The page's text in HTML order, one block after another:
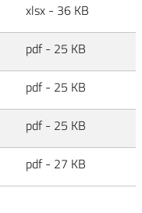
xlsx - 36 KB
pdf - 25 KB
pdf - 25 KB
pdf - 25 KB
pdf - 27 KB